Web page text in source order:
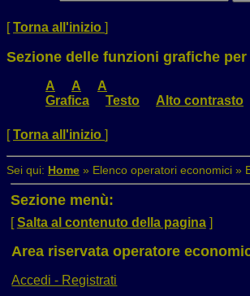
[Torna all'inizio ]
Sezione delle funzioni grafiche
A A
A
Grafica
Testo Alto contrasto
[Torna all'inizio ]
Sei qui: Home » Elenco operatori economici »
Sezione menù:
[Salta al contenuto della pagina]
Area riservata operatore
Accedi - Registrati